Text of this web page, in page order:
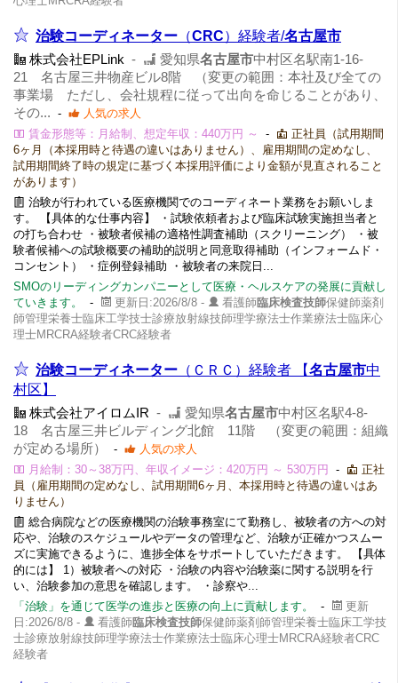
治験コーディネーター （CRC）経験者/名古屋市
株式会社EPLink - 愛知県名古屋市中村区名駅南1-16-
21 名古屋三井物産ビル8階 （変更の範囲：本社及び全ての
事業場 ただし、会社規程に従って出向を命じることがあり、
その... -
人気の求人
賃金形態等：月給制、想定年収：440万円 ～
-
正社員（試用期間
6ヶ月（本採用時と待遇の違いはありません）、雇用期間の定めなし、
試用期間終了時の規定に基づく本採用評価により金額が見直されること
があります）
治験が行われている医療機関でのコーディネート業務をお願いしま
す。 【具体的な仕事内容】 ・試験依頼者および臨床試験実施担当者と
の打ち合わせ ・被験者候補の適格性調査補助（スクリーニング） ・被
験者候補への試験概要の補助的説明と同意取得補助（インフォームド・
コンセント） ・症例登録補助 ・被験者の来院日...
SMOのリーディングカンパニーとして医療・ヘルスケアの発展に貢献し
ていきます。
- 更新日:2026/8/8 - 看護師 臨床検査技師保健師薬剤
師管理栄養士臨床工学技士診療放射線技師理学療法士作業療法士臨床心
理士MRCRA経験者CRC経験者
治験コーディネーター （ＣＲＣ）経験者 【名古屋市中
村区】
株式会社アイロムIR - 愛知県名古屋市中村区名駅4-8-
18 名古屋三井ビルディング北館 11階 （変更の範囲：組織
が定める場所）
-
人気の求人
月給制：30～38万円、年収イメージ：420万円 ～ 530万円
-
正社
員（雇用期間の定めなし、試用期間6ヶ月、本採用時と待遇の違いはあ
りません）
総合病院などの医療機関の治験事務室にて勤務し、被験者の方への対
応や、治験のスケジュールやデータの管理など、治験が正確かつスムー
ズに実施できるように、進捗全体をサポートしていただきます。 【具体
的には】 1）被験者への対応 ・治験の内容や治験薬に関する説明を行
い、治験参加の意思を確認します。 ・診察や...
「治験」を通じて医学の進歩と医療の向上に貢献します。
-
更新
日:2026/8/8 -
看護師 臨床検査技師保健師薬剤師管理栄養士臨床工学技
士診療放射線技師理学療法士作業療法士臨床心理士MRCRA経験者CRC
経験者